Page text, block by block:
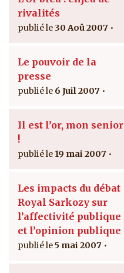
rivalités
30 Aoû 2007
Le pouvoir de la
presse
6 Juil 2007
Il est l’or, mon senior
!
19 mai 2007
Les impacts du débat
Royal Sarkozy sur
l’affectivité publique
et l’opinion publique
5 mai 2007